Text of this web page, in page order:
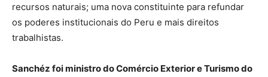
recursos naturais; uma nova constituinte para refundar
os poderes institucionais do Peru e mais direitos
trabalhistas.
Sanchéz foi ministro do Comércio Exterior e Turismo do